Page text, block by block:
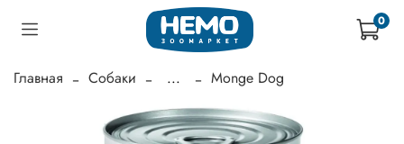
0
Главная Собаки ... Monge Dog